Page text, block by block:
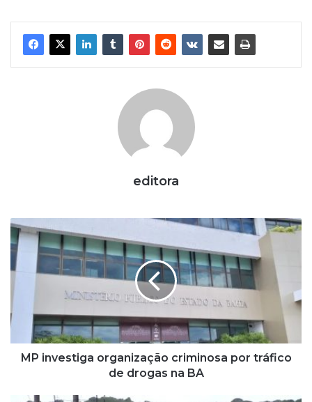
editora
M
P
i
n
s
t
i
MP investiga organização criminosa por tráfico
de drogas na BA